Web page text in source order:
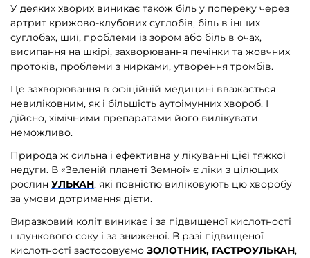
У деяких хворих виникає також біль у попереку через
артрит крижово-клубових суглобів, біль в інших
суглобах, шиї, проблеми із зором або біль в очах,
висипання на шкірі, захворювання печінки та жовчних
протоків, проблеми з нирками, утворення тромбів.
Це захворювання в офіційній медицині вважається
невиліковним, як і більшість аутоімунних хвороб. І
дійсно, хімічними препаратами його вилікувати
неможливо.
Природа ж сильна і ефективна у лікуванні цієї тяжкої
недуги. В «Зеленій планеті Земної» є ліки з цілющих
рослин УЛЬКАН, які повністю виліковують цю хворобу
за умови дотримання дієти.
Виразковий коліт виникає і за підвищеної кислотності
шлункового соку і за зниженої. В разі підвищеної
кислотності застосовуємо ЗОЛОТНИК, ГАСТРОУЛЬКАН,